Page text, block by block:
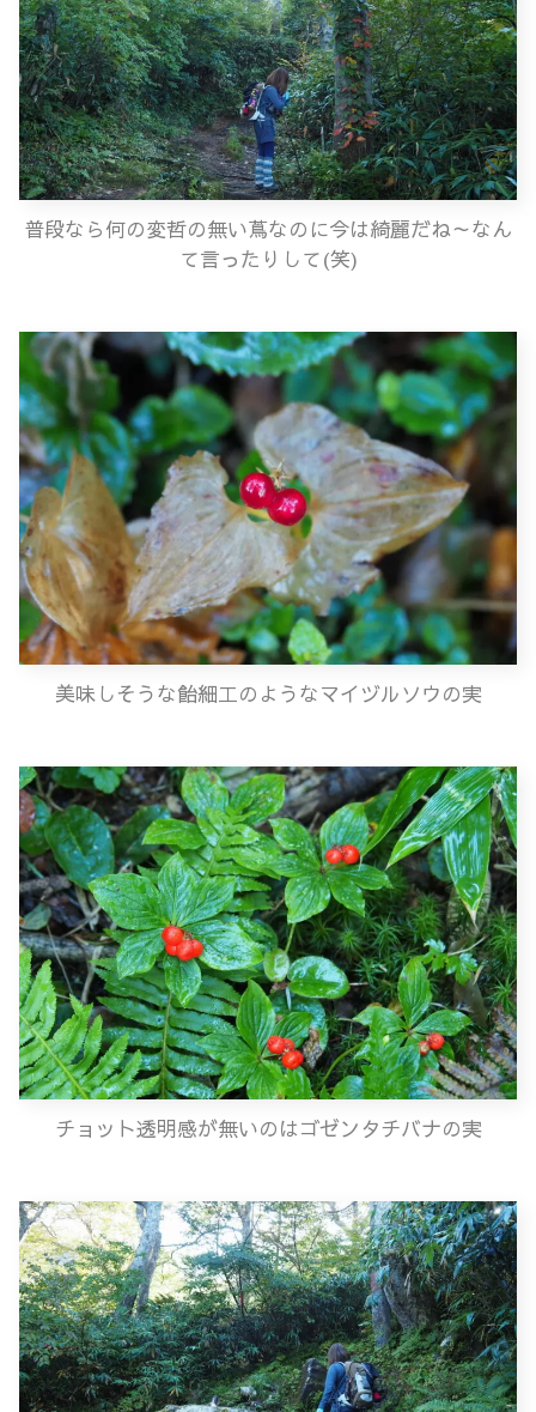
普段なら何の変哲の無い蔦なのに今は綺麗だね～なん
て言ったりして(笑)
美味しそうな飴細工のようなマイヅルソウの実
チョット透明感が無いのはゴゼンタチバナの実